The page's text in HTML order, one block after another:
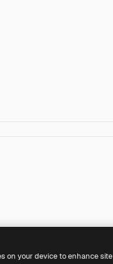
on your device to enhance site